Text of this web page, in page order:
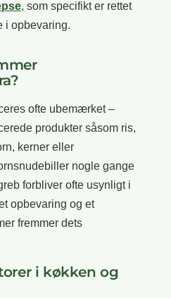
, som specifikt er rettet
i opbevaring.
ofte ubemærket –
produkter såsom ris,
kerner eller
nogle gange
forbliver ofte usynligt i
opbevaring og et
fremmer dets
i køkken og